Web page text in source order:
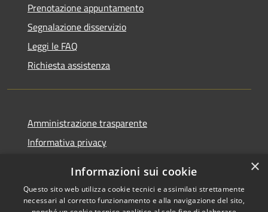
Prenotazione appuntamento
Segnalazione disservizio
Leggi le FAQ
Richiesta assistenza
Amministrazione trasparente
Informativa privacy
Dichiarazione di accessibilità
×
Informazioni sui cookie
Questo sito web utilizza cookie tecnici e assimilati strettamente
necessari al corretto funzionamento e alla navigazione del sito,